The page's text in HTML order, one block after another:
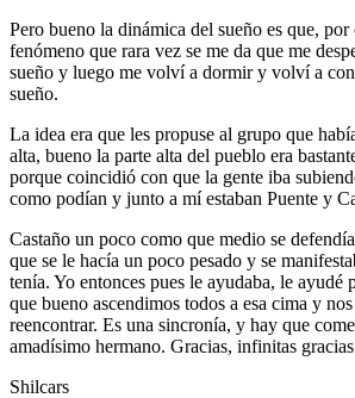
Pero bueno la dinámica del sueño es que,
fenómeno que rara vez se me da que me
sueño y luego me volví a dormir y volví a
sueño.
La idea era que les propuse al grupo que
alta, bueno la parte alta del pueblo era
porque coincidió con que la gente iba
como podían y junto a mí estaban Puente y
Castaño un poco como que medio se
que se le hacía un poco pesado y se
tenía. Yo entonces pues le ayudaba, le ayudé
que bueno ascendimos todos a esa cima y
reencontrar. Es una sincronía, y hay que
amadísimo hermano. Gracias, infinitas
Shilcars